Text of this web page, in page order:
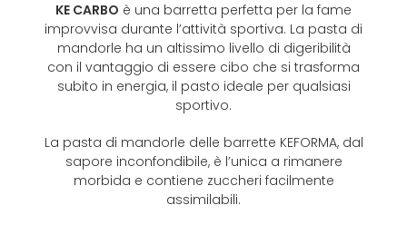
KE CARBO è una barretta perfetta per la fame
improvvisa durante l’attività sportiva. La pasta di
mandorle ha un altissimo livello di digeribilità
con il vantaggio di essere cibo che si trasforma
subito in energia, il pasto ideale per qualsiasi
sportivo.
La pasta di mandorle delle barrette KEFORMA, dal
sapore inconfondibile, è l’unica a rimanere
morbida e contiene zuccheri facilmente
assimilabili.